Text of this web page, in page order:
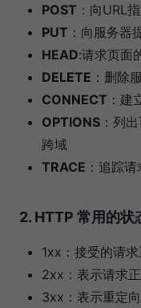
POST ：向URL
PUT ：向服务器
HEAD:请求页面
DELETE ：删除
CONNECT ：建
OPTIONS ：列
跨域
TRACE ：追踪
2. HTTP 常用的状
1xx：接受的请求
2xx：表示请求
3xx：表示重定